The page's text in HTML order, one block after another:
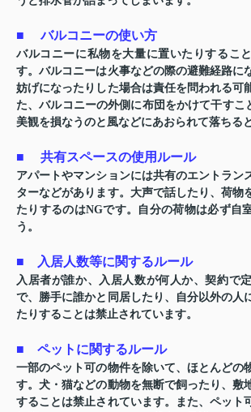
■ バルコニーの使い方
バルコニーに私物を大量に置いたりするこ
す。バルコニーは火事などの際の避難経路に
妨げになったりした場合は責任を問われる可
た、バルコニーの外側に布団をかけて干すこ
美観を損なうのと風などにあおられて落ちる
■ 共有スペースの使用ルール
アパートやマンションには共有のエントラン
ターなどがあります。大声で話したり、荷物
たりするのはNGです。自分の荷物は必ず自
う。
■ 入居人数等に関するルール
入居者が誰か、入居人数が何人か、契約で
で、勝手に誰かと同居したり、自分以外の人
たりすることは禁止されています。
■ ペットに関するルール
一部のペット可の物件を除いて、ほとんどの
す。犬・猫などの動物を無断で飼ったり、敷
することは禁止されています。また、ペット